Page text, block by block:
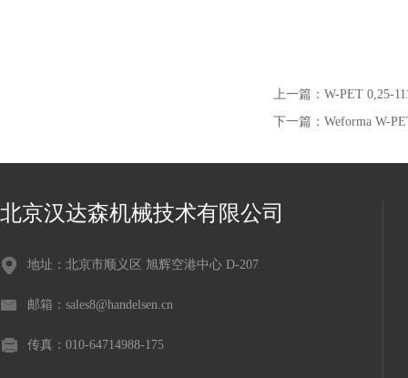
上一篇： W-PET 0,25-
下一篇： Weforma W-
北京汉达森机械技术有限公司
地址：北京市顺义区 旭辉空港中心 D-207
邮箱：sales8@handelsen.cn
传真：010-64714988-175